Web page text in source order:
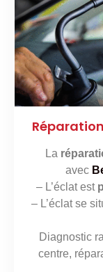
La
avec
– L’éclat est
– L’éclat se
Diagnostic
centre,